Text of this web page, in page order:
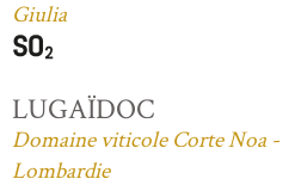
Giulia
LUGAÏDOC
Domaine viticole Corte Noa -
Lombardie